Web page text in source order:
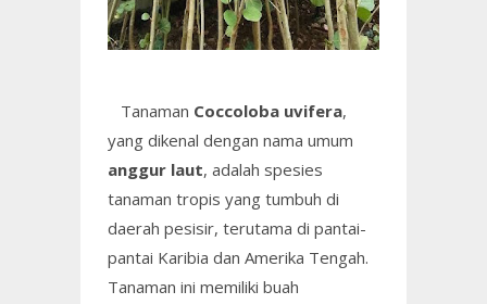
Tanaman Coccoloba uvifera,
yang dikenal dengan nama umum
anggur laut, adalah spesies
tanaman tropis yang tumbuh di
daerah pesisir, terutama di pantai-
pantai Karibia dan Amerika Tengah.
Tanaman ini memiliki buah